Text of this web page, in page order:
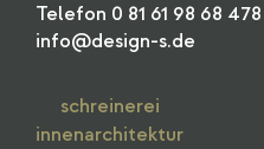
Telefon 0 81 61 98 68 478
info@design-s.de
schreinerei
innenarchitektur